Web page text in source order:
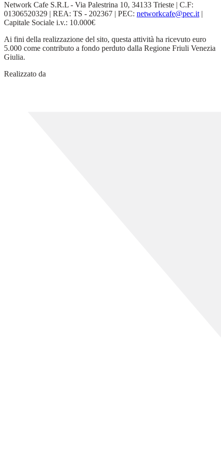
Network Cafe S.R.L - Via Palestrina 10, 34133 Trieste | C.F:
01306520329 | REA: TS - 202367 | PEC: networkcafe@pec.it |
Capitale Sociale i.v.: 10.000€
Ai fini della realizzazione del sito, questa attività ha ricevuto euro
5.000 come contributo a fondo perduto dalla Regione Friuli Venezia
Giulia.
Realizzato da